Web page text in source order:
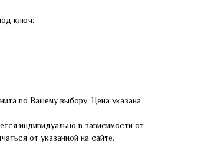
ключ:
по Вашему выбору. Цена указана
индивидуально в зависимости от
от указанной на сайте.